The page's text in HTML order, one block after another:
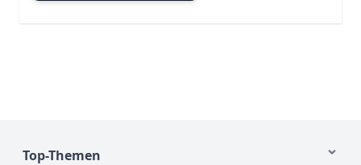
Top-Themen